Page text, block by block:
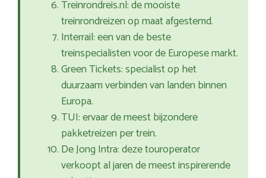
Treinrondreis.nl: de mooiste
treinrondreizen op maat afgestemd.
Interrail: een van de beste
treinspecialisten voor de Europese markt.
Green Tickets: specialist op het
duurzaam verbinden van landen binnen
Europa.
TUI: ervaar de meest bijzondere
pakketreizen per trein.
De Jong Intra: deze touroperator
verkoopt al jaren de meest inspirerende